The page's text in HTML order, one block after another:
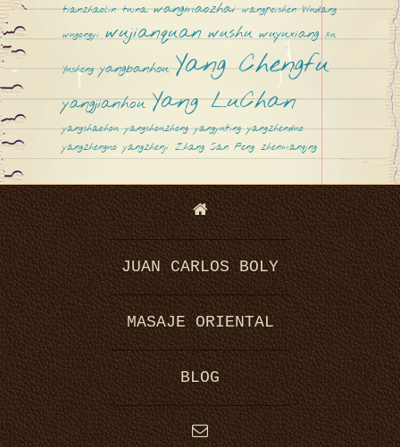
tianzhaolin tuina wangmaozhai wangpeishen Wudang
wugongyi wujianquan wushu wuyuxiang Xu
Yusheng yangbanhou Yang Chengfu
yangjianhou Yang LuChan
yangshaohou yangshouzhong yangyuting yangzhenduo
yangzhenguo yangzhenji Zhang San Feng zhenmanqing
JUAN CARLOS BOLY
MASAJE ORIENTAL
BLOG